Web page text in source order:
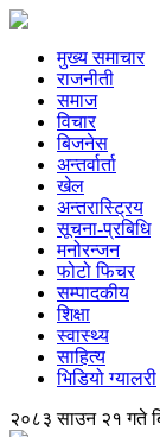
मुख्य समाचार
राजनीती
समाज
विचार
बिजनेस
अन्तर्वार्ता
खेल
अन्तरास्ट्रिय
सूचना-प्रबिधि
मनोरन्जन
फोटो फिचर
सम्पादकीय
शिक्षा
स्वास्थ्य
साहित्य
भिडियो ग्यालरी
२०८३ साउन २१ गते